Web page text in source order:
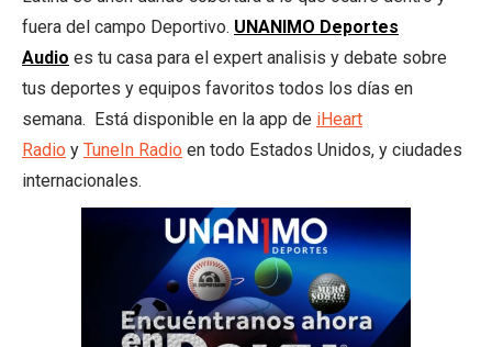
fuera del campo Deportivo. UNANIMO Deportes
Audio es tu casa para el expert analisis y debate sobre
tus deportes y equipos favoritos todos los días en
semana. Está disponible en la app de iHeart
Radio y TuneIn Radio en todo Estados Unidos, y ciudades
internacionales.